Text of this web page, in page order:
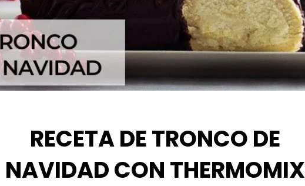
RECETA DE TRONCO DE
NAVIDAD CON THERMOMIX